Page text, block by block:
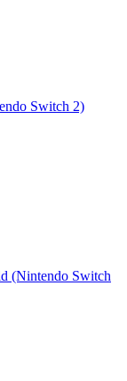
Switch 2)
(Nintendo Switch